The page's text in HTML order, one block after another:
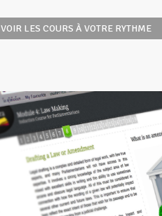
VOIR LES COURS À VOTRE RYTHME